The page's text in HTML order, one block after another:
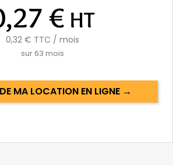
€ HT
0,32 € TTC / mois
sur 63 mois
MA LOCATION EN LIGNE →